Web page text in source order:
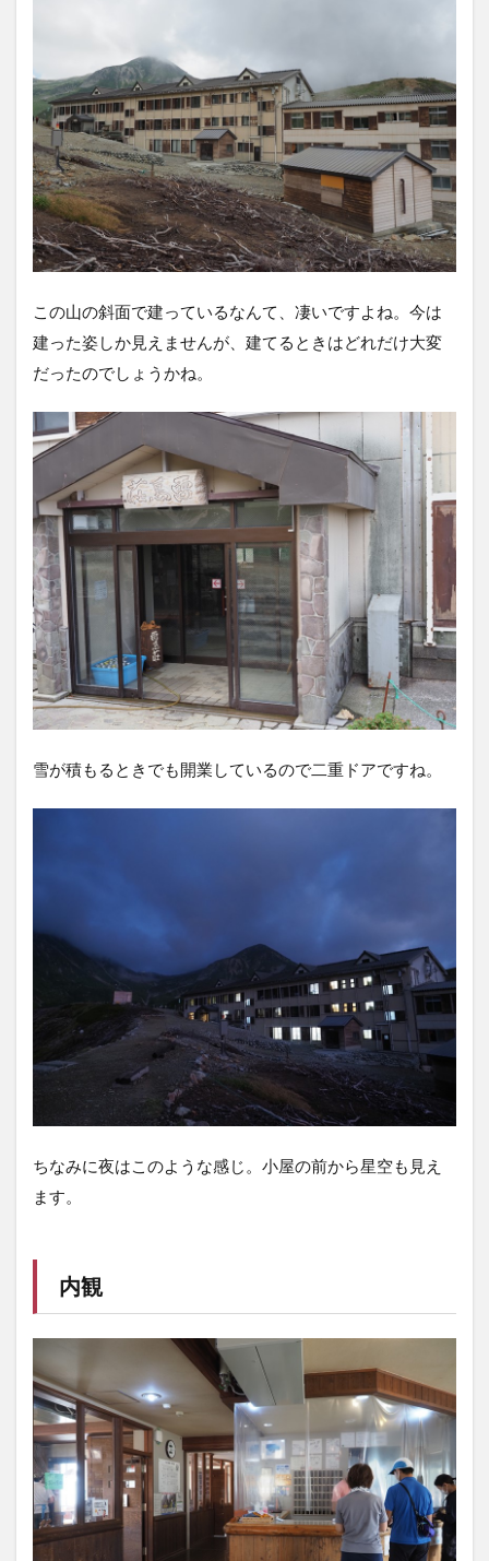
この山の斜面で建っているなんて、凄いですよね。今は
建った姿しか見えませんが、建てるときはどれだけ大変
だったのでしょうかね。
雪が積もるときでも開業しているので二重ドアですね。
ちなみに夜はこのような感じ。小屋の前から星空も見え
ます。
内観